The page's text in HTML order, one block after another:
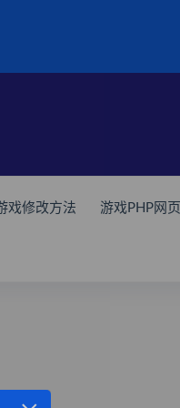
戏修改方法 游戏PHP网页